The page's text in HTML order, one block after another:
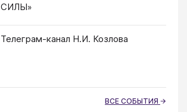
СИЛЫ»
Телеграм-канал Н.И. Козлова
ВСЕ СОБЫТИЯ